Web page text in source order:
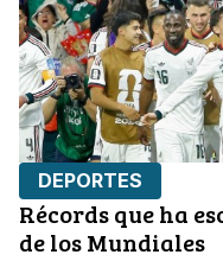
DEPORTES
Récords que ha
de los Mundiales